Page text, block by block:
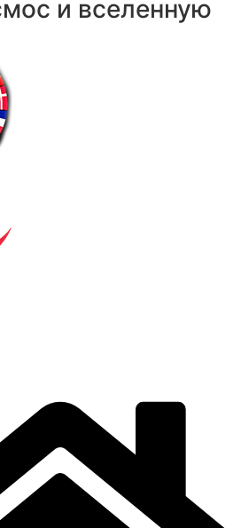
и вселенную